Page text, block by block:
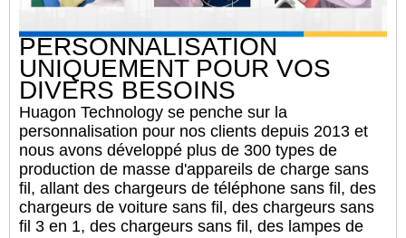
PERSONNALISATION
UNIQUEMENT POUR VOS
DIVERS BESOINS
Huagon Technology se penche sur la
personnalisation pour nos clients depuis 2013 et
nous avons développé plus de 300 types de
production de masse d'appareils de charge sans
fil, allant des chargeurs de téléphone sans fil, des
chargeurs de voiture sans fil, des chargeurs sans
fil 3 en 1, des chargeurs sans fil, des lampes de